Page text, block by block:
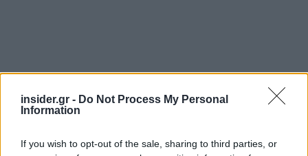
insider.gr - Do Not Process My Personal
Information
If you wish to opt-out of the sale, sharing to third parties, or